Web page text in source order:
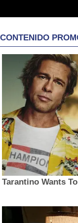
CONTENIDO
Tarantino Wants